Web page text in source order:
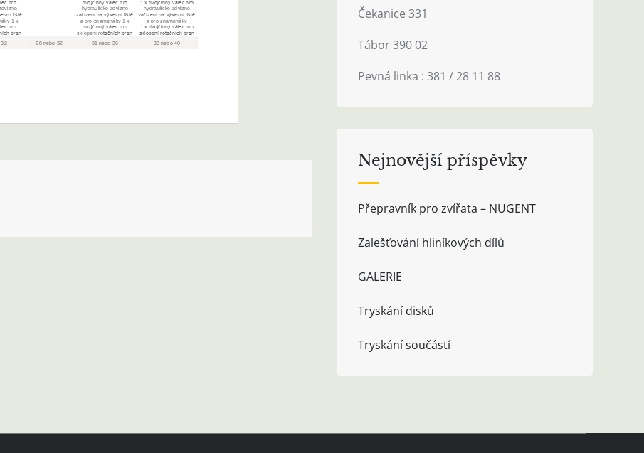
Čekanice 331
Tábor 390 02
Pevná linka : 381 / 28 11 88
Nejnovější příspěvky
Přepravník pro zvířata – NUGENT
Zalešťování hliníkových dílů
GALERIE
Tryskání disků
Tryskání součástí